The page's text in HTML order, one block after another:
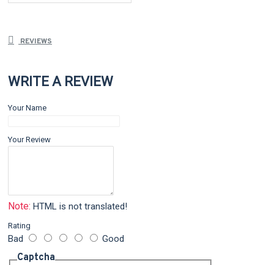
REVIEWS
WRITE A REVIEW
Your Name
Your Review
Note: HTML is not translated!
Rating
Bad Good
Captcha